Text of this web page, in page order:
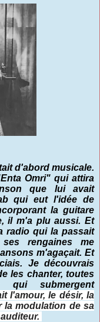
d'abord musicale.
Omri" qui attira
que lui avait
qui eut l'idée de
la guitare
il m'a plu aussi. Et
radio qui la passait
rengaines me
m'agaçait. Et
Je découvrais
les chanter, toutes
qui submergent
l'amour, le désir, la
la modulation de sa